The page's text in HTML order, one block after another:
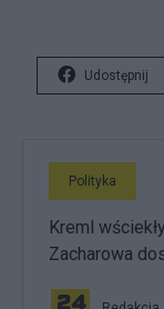
Udostępnij
Polityka
Kreml
Zacharowa